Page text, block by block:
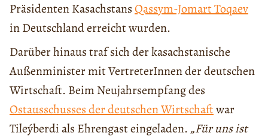
Präsidenten KasachstansQassym-Jomart Toqaev
in Deutschland erreicht wurden.
Darüber hinaus traf sich der kasachstanische
Außenminister mit VertreterInnen der deutschen
Wirtschaft. Beim Neujahrsempfang des
Ostausschusses der deutschen Wirtschaftwar
Tileýberdi als Ehrengast eingeladen. „Für uns ist